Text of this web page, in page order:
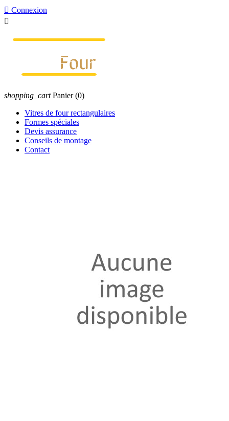
 Connexion

shopping_cart Panier (0)
Vitres de four rectangulaires
Formes spéciales
Devis assurance
Conseils de montage
Contact